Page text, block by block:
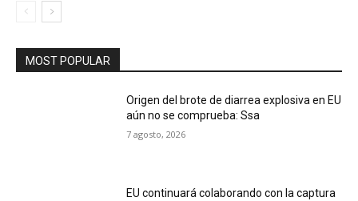
MOST POPULAR
Origen del brote de diarrea explosiva en EU
aún no se comprueba: Ssa
7 agosto, 2026
EU continuará colaborando con la captura